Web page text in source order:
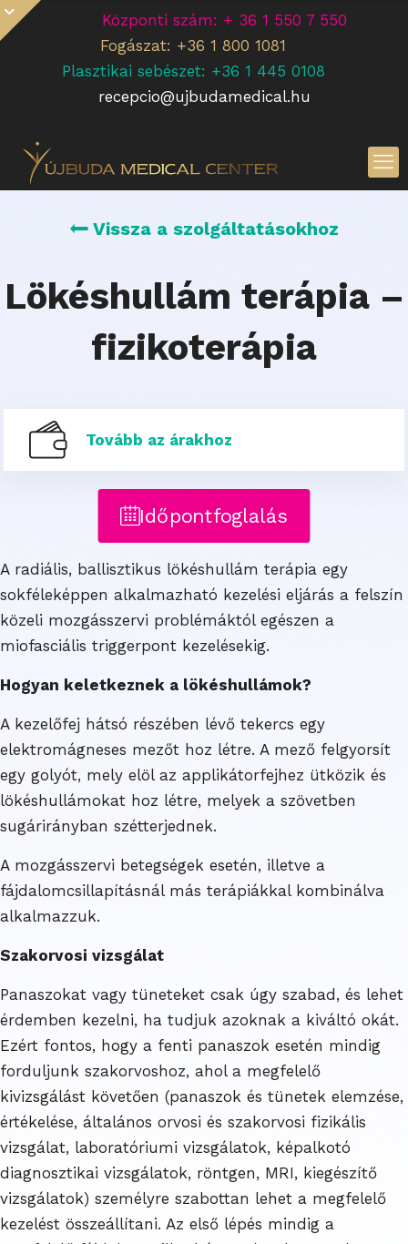
Központi szám: + 36 1 550 7 550
Fogászat: +36 1 800 1081
Plasztikai sebészet: +36 1 445 0108
recepcio@ujbudamedical.hu
Vissza a szolgáltatásokhoz
Lökéshullám terápia –
fizikoterápia
Tovább az árakhoz
Időpontfoglalás
A radiális, ballisztikus lökéshullám terápia egy
sokféleképpen alkalmazható kezelési eljárás a felszín
közeli mozgásszervi problémáktól egészen a
miofasciális triggerpont kezelésekig.
Hogyan keletkeznek a lökéshullámok?
A kezelőfej hátsó részében lévő tekercs egy
elektromágneses mezőt hoz létre. A mező felgyorsít
egy golyót, mely elöl az applikátorfejhez ütközik és
lökéshullámokat hoz létre, melyek a szövetben
sugárirányban szétterjednek.
A mozgásszervi betegségek esetén, illetve a
fájdalomcsillapításnál más terápiákkal kombinálva
alkalmazzuk.
Szakorvosi vizsgálat
Panaszokat vagy tüneteket csak úgy szabad, és lehet
érdemben kezelni, ha tudjuk azoknak a kiváltó okát.
Ezért fontos, hogy a fenti panaszok esetén mindig
forduljunk szakorvoshoz, ahol a megfelelő
kivizsgálást követően (panaszok és tünetek elemzése,
értékelése, általános orvosi és szakorvosi fizikális
vizsgálat, laboratóriumi vizsgálatok, képalkotó
diagnosztikai vizsgálatok, röntgen, MRI, kiegészítő
vizsgálatok) személyre szabottan lehet a megfelelő
kezelést összeállítani. Az első lépés mindig a